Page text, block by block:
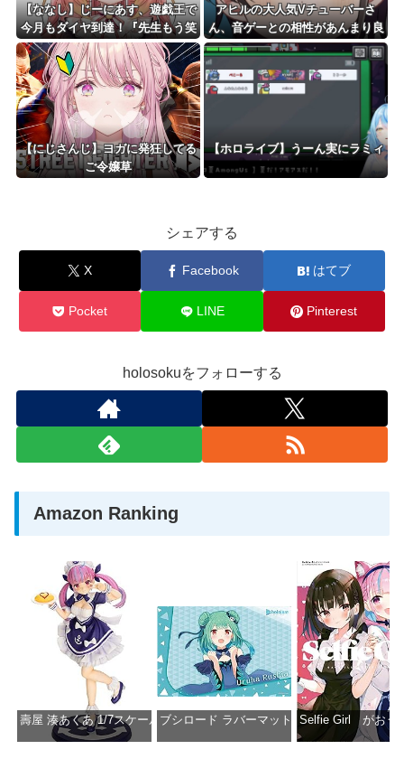
【ななし】じーにあす、遊戯王で
今月もダイヤ到達！『先生もう笑
うしかなくなっとりますやん』
『とんでもないバケモンを産み出
してしまった』
アヒルの大人気Vチューバーさ
ん、音ゲーとの相性があんまり良
くなさそう？
【にじさんじ】ヨガに発狂してる
ご令嬢草
【ホロライブ】うーん実にラミィ
シェアする
X Facebook はてブ
Pocket LINE Pinterest
holosokuをフォローする
Amazon Ranking
壽屋 湊あくあ 1/7スケール PVC製 塗装済み完成品フィギュア PP942
ブシロード ラバーマットコレクション
Selfie Girl がおう